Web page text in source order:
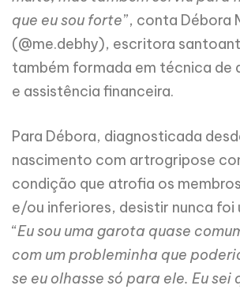
que eu sou forte”, conta Débora
(@me.debhy), escritora
também formada em técnica de
e assistência financeira.
Para Débora, diagnosticada
nascimento com artrogripose
condição que atrofia os
e/ou inferiores, desistir nunca foi
“Eu sou uma garota quase
com um probleminha que
se eu olhasse só para ele. Eu sei